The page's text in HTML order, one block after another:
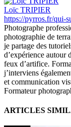
Loïc TRIPIER
https://pyrros.fr/qui-
Photographe
photographie de
je partage des
d’expérience autour
feux d’artifice.
j’interviens
et communication
Formateur
ARTICLES